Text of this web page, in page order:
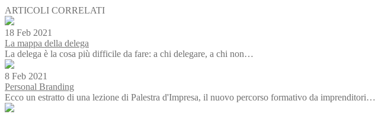
ARTICOLI CORRELATI
18 Feb 2021
La mappa della delega
La delega è la cosa più difficile da fare: a chi delegare, a chi non…
8 Feb 2021
Personal Branding
Ecco un estratto di una lezione di Palestra d'Impresa, il nuovo percorso formativo da imprenditori…